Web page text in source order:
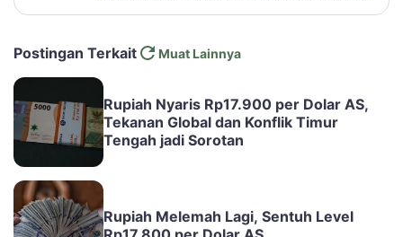
Postingan Terkait Muat Lainnya
Rupiah Nyaris Rp17.900 per Dolar AS,
Tekanan Global dan Konflik Timur
Tengah jadi Sorotan
Rupiah Melemah Lagi, Sentuh Level